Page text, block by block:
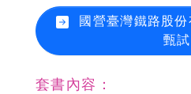
國營臺灣鐵路股
甄試
套書內容：